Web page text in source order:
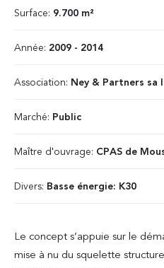
Surface: 9.700 m²
Année: 2009 - 2014
Association: Ney & Partners sa
Marché: Public
Maître d'ouvrage: CPAS de
Divers: Basse énergie: K30
Le concept s’appuie sur le
mise à nu du squelette